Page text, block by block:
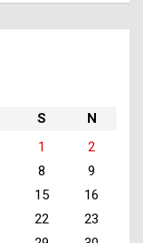
S
N
1
2
8
9
15
16
22
23